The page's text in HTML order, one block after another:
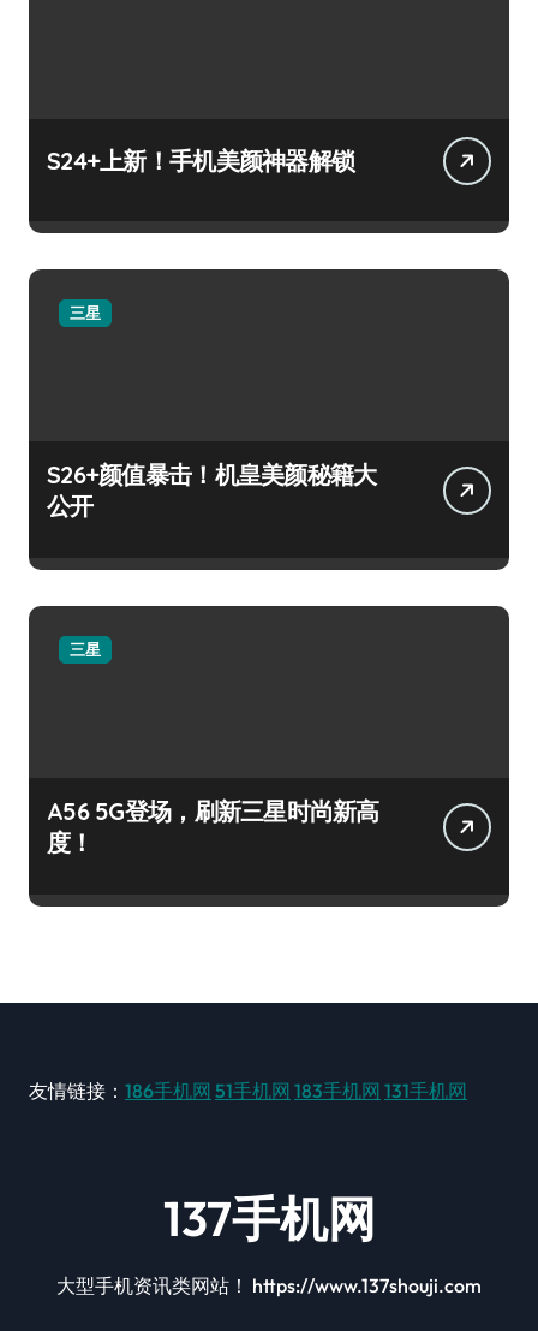
S24+上新！手机美颜神器解锁
三星
S26+颜值暴击！机皇美颜秘籍大
公开
三星
A56 5G登场，刷新三星时尚新高
度！
友情链接： 186手机网 51手机网 183手机网 131手机网
137手机网
大型手机资讯类网站！ https://www.137shouji.com